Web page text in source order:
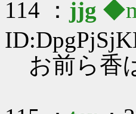
114 ： jjg
お前ら香